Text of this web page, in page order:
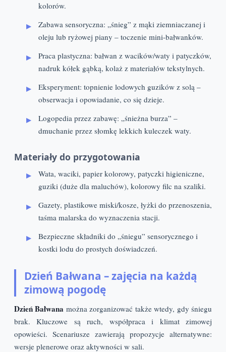
kolorów.
Zabawa sensoryczna: „śnieg” z mąki ziemniaczanej i
oleju lub ryżowej piany – toczenie mini-bałwanków.
Praca plastyczna: bałwan z wacików/waty i patyczków,
nadruk kółek gąbką, kolaż z materiałów tekstylnych.
Eksperyment: topnienie lodowych guzików z solą –
obserwacja i opowiadanie, co się dzieje.
Logopedia przez zabawę: „śnieżna burza” –
dmuchanie przez słomkę lekkich kuleczek waty.
Materiały do przygotowania
Wata, waciki, papier kolorowy, patyczki higieniczne,
guziki (duże dla maluchów), kolorowy filc na szaliki.
Gazety, plastikowe miski/kosze, łyżki do przenoszenia,
taśma malarska do wyznaczenia stacji.
Bezpieczne składniki do „śniegu” sensorycznego i
kostki lodu do prostych doświadczeń.
Dzień Bałwana – zajęcia na każdą
zimową pogodę
Dzień Bałwana można zorganizować także wtedy, gdy śniegu
brak. Kluczowe są ruch, współpraca i klimat zimowej
opowieści. Scenariusze zawierają propozycje alternatywne:
wersje plenerowe oraz aktywności w sali.